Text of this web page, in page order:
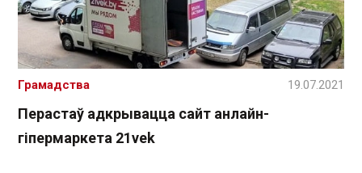
Перастаў адкрывацца сайт анлайн-
гіпермаркета 21vek
Грамадства 19.07.2021